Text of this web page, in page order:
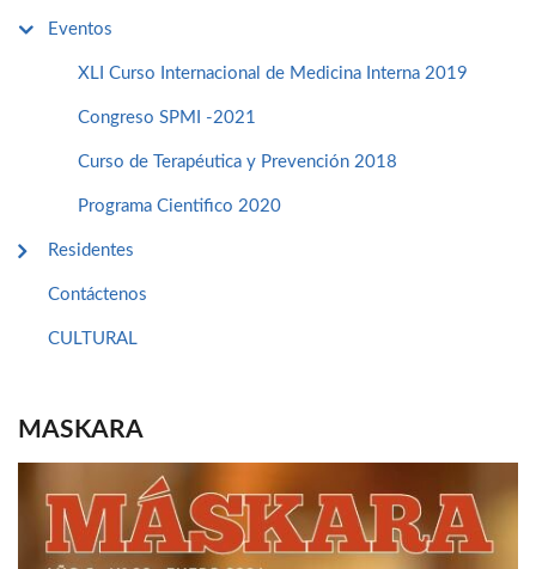
Eventos
XLI Curso Internacional de Medicina Interna 2019
Congreso SPMI -2021
Curso de Terapéutica y Prevención 2018
Programa Cientifico 2020
Residentes
Contáctenos
CULTURAL
MASKARA